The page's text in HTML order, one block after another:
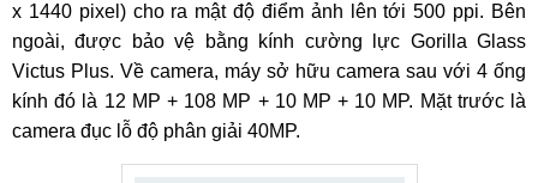
x 1440 pixel) cho ra mật độ điểm ảnh lên tới 500 ppi. Bên
ngoài, được bảo vệ bằng kính cường lực Gorilla Glass
Victus Plus. Về camera, máy sở hữu camera sau với 4 ống
kính đó là 12 MP + 108 MP + 10 MP + 10 MP. Mặt trước là
camera đục lỗ độ phân giải 40MP.